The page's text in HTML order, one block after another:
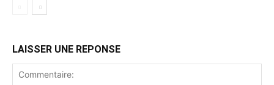
LAISSER UNE REPONSE